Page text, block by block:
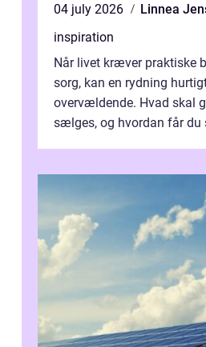
04 july 2026
Linnea
inspiration
Når livet kræver praktiske
sorg, kan en rydning
overvældende. Hvad skal
sælges, og hvordan får du